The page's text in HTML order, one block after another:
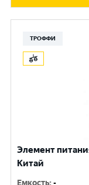
ТРОФФИ
Элемент
Китай
Емкость:-